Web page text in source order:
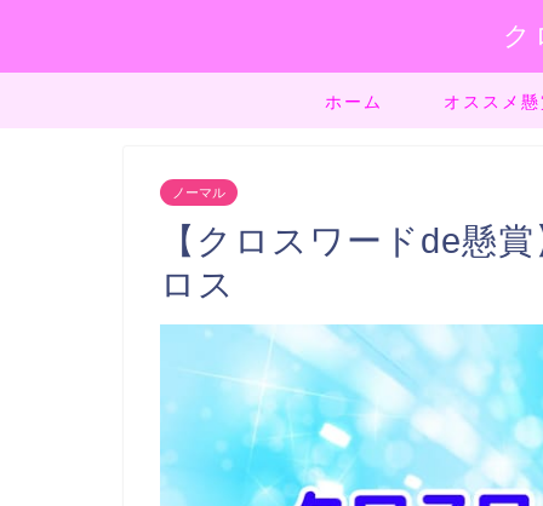
ク
ホーム オススメ
ノーマル
【クロスワードde懸
ロス